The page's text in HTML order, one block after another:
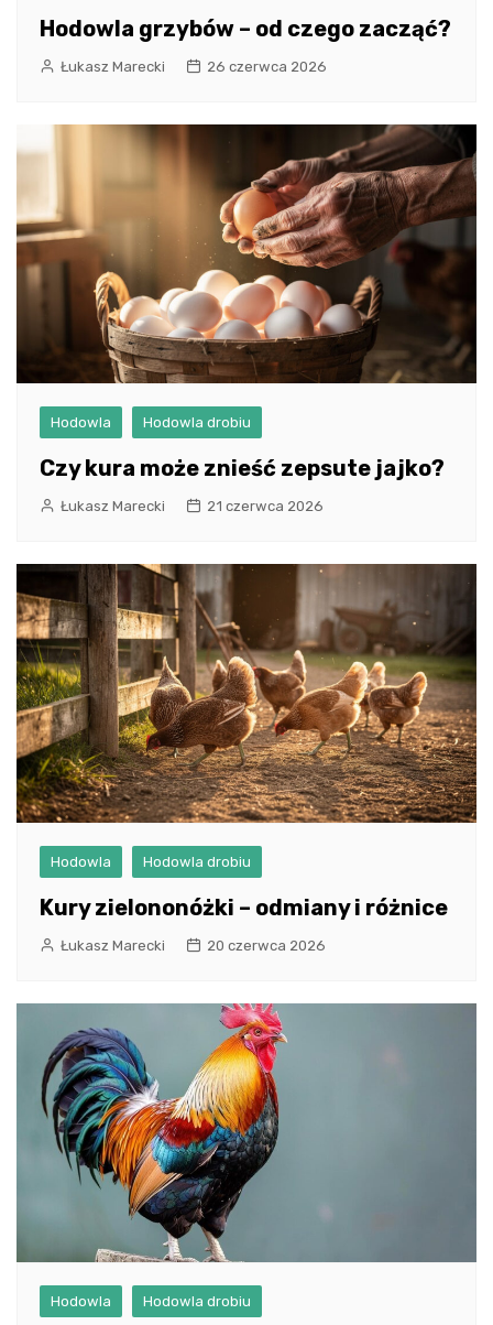
Hodowla grzybów – od czego zacząć?
Łukasz Marecki 26 czerwca 2026
Hodowla Hodowla drobiu
Czy kura może znieść zepsute jajko?
Łukasz Marecki 21 czerwca 2026
Hodowla Hodowla drobiu
Kury zielononóżki – odmiany i różnice
Łukasz Marecki 20 czerwca 2026
Hodowla Hodowla drobiu